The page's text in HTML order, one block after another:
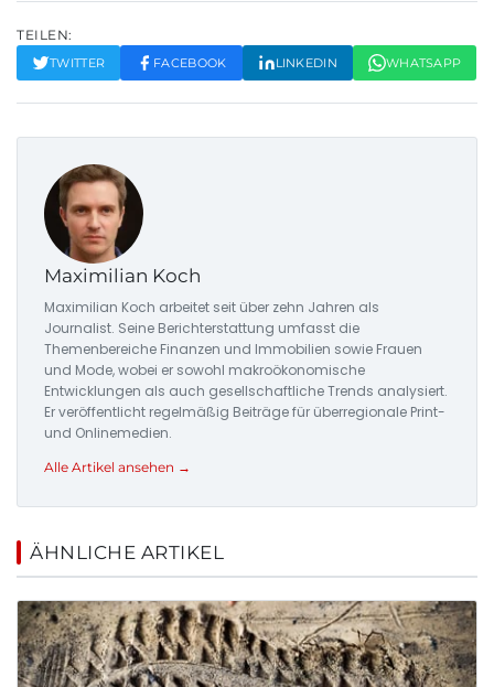
TEILEN:
TWITTER FACEBOOK LINKEDIN WHATSAPP
Maximilian Koch
Maximilian Koch arbeitet seit über zehn Jahren als
Journalist. Seine Berichterstattung umfasst die
Themenbereiche Finanzen und Immobilien sowie Frauen
und Mode, wobei er sowohl makroökonomische
Entwicklungen als auch gesellschaftliche Trends analysiert.
Er veröffentlicht regelmäßig Beiträge für überregionale Print-
und Onlinemedien.
Alle Artikel ansehen →
ÄHNLICHE ARTIKEL